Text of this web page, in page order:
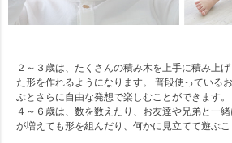
２～３歳は、たくさんの積み木を上手に積み上
た形を作れるようになります。 普段使っている
ぶとさらに自由な発想で楽しむことができます。
４～６歳は、数を数えたり、お友達や兄弟と一
が増えても形を組んだり、何かに見立てて遊ぶこ